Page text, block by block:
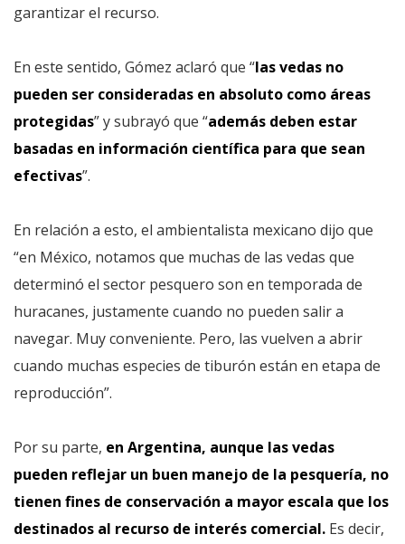
garantizar el recurso.
En este sentido, Gómez aclaró que “las vedas no
pueden ser consideradas en absoluto como áreas
protegidas” y subrayó que “además deben estar
basadas en información científica para que sean
efectivas”.
En relación a esto, el ambientalista mexicano dijo que
“en México, notamos que muchas de las vedas que
determinó el sector pesquero son en temporada de
huracanes, justamente cuando no pueden salir a
navegar. Muy conveniente. Pero, las vuelven a abrir
cuando muchas especies de tiburón están en etapa de
reproducción”.
Por su parte, en Argentina, aunque las vedas
pueden reflejar un buen manejo de la pesquería, no
tienen fines de conservación a mayor escala que los
destinados al recurso de interés comercial. Es decir,